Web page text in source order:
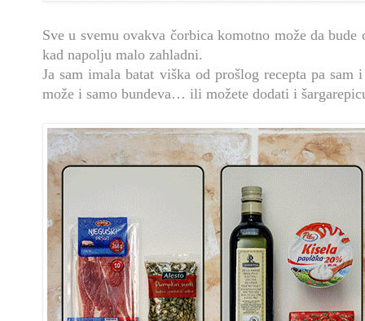
Sve u svemu ovakva čorbica komotno može da
kad napolju malo zahladni.
Ja sam imala batat viška od prošlog recepta pa
može i samo bundeva… ili možete dodati i